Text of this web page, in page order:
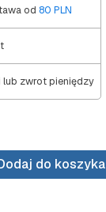
od 80 PLN
lub zwrot pieniędzy
do koszyka